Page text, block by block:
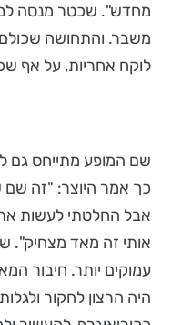
מחדש". שכטר מנסה
משבר. והתחושה
לוקח אחריות, על אף
שם המופע מתייחס גם
כך אמר היוצר: "זה
אבל החלטתי לעשות את
אותי זה מאד מצחיק".
עמוקים יותר. חיבור
היה הרצון לחקור